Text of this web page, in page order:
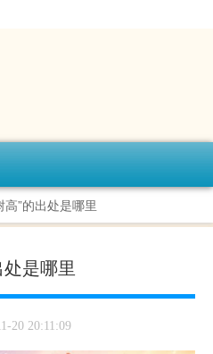
高”的出处是哪里
是哪里
20 20:11:09